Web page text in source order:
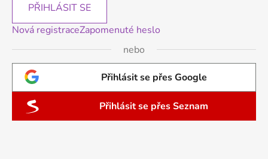
PŘIHLÁSIT SE
Nová registraceZapomenuté heslo
nebo
Přihlásit se přes Google
Přihlásit se přes Seznam